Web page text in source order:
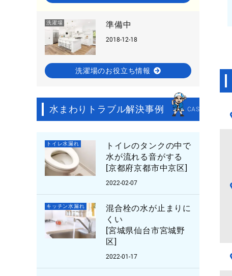
洗濯場 準備中
2018-12-18
洗濯場のお役立ち情報
水まわりトラブル解決事例 CASE STUDY
トイレ水漏れ
トイレのタンクの中で
水が流れる音がする
[京都府京都市中京区]
2022-02-07
キッチン水漏れ
混合栓の水が止まりに
くい
[宮城県仙台市宮城野
区]
2022-01-17